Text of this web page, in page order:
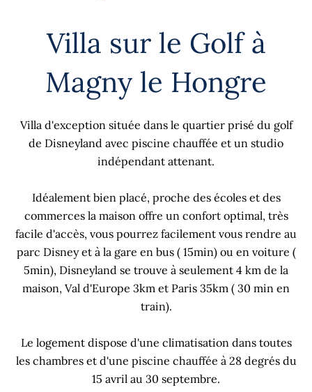
Villa sur le Golf à
Magny le Hongre
Villa d'exception située dans le quartier prisé du golf
de Disneyland avec piscine chauffée et un studio
indépendant attenant.
Idéalement bien placé, proche des écoles et des
commerces la maison offre un confort optimal, très
facile d'accès, vous pourrez facilement vous rendre au
parc Disney et à la gare en bus ( 15min) ou en voiture (
5min), Disneyland se trouve à seulement 4 km de la
maison, Val d'Europe 3km et Paris 35km ( 30 min en
train).
Le logement dispose d'une climatisation dans toutes
les chambres et d'une piscine chauffée à 28 degrés du
15 avril au 30 septembre.